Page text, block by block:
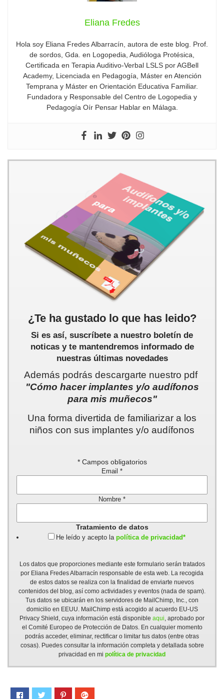
Eliana Fredes
Hola soy Eliana Fredes Albarracín, autora de este blog. Prof.
de sordos, Gda. en Logopedia, Audióloga Protésica,
Certificada en Terapia Auditivo-Verbal LSLS por AGBell
Academy, Licenciada en Pedagogía, Máster en Atención
Temprana y Máster en Orientación Educativa Familiar.
Fundadora y Responsable del Centro de Logopedia y
Pedagogía Oír Pensar Hablar en Málaga.
¿Te ha gustado lo que has leido?
Si es así, suscríbete a nuestro boletín de
noticas y te mantendremos informado de
nuestras últimas novedades
Además podrás descargarte nuestro pdf
"Cómo hacer implantes y/o audífonos
para mis muñecos"
Una forma divertida de familiarizar a los
niños con sus implantes y/o audífonos
*Campos obligatorios
Email *
Nombre *
Tratamiento de datos
He leído y acepto la política de privacidad*
Los datos que proporciones mediante este formulario serán tratados
por Eliana Fredes Albarracín responsable de esta web. La recogida
de estos datos se realiza con la finalidad de enviarte nuevos
contenidos del blog, así como actividades y eventos (nada de spam).
Tus datos se ubicarán en los servidores de MailChimp, Inc., con
domicilio en EEUU. MailChimp está acogido al acuerdo EU-US
Privacy Shield, cuya información está disponible aqui, aprobado por
el Comité Europeo de Protección de Datos. En cualquier momento
podrás acceder, eliminar, rectificar o limitar tus datos (entre otras
cosas). Puedes consultar la información completa y detallada sobre
privacidad en mi política de privacidad